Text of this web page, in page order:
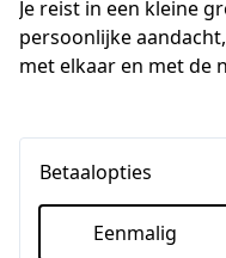
Je reist in een kleine
persoonlijke
met elkaar en met de
Betaalopties
Eenmalig